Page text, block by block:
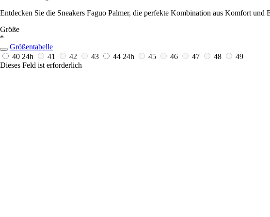
Entdecken Sie die Sneakers Faguo Palmer, die perfekte Kombination aus Komfort
Größe
*
Größentabelle
40 24h 41 42 43 44 24h 45 46 47 48
49
Dieses Feld ist erforderlich